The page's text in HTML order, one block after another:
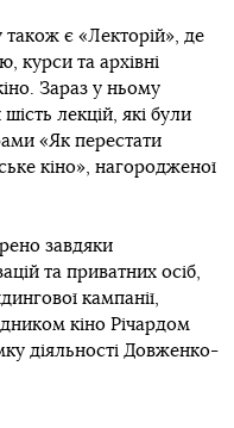
є «Лекторій», де
курси та архівні
Зараз у ньому
лекцій, які були
«Як перестати
кіно», нагородженої
завдяки
та приватних осіб,
кампанії,
кіно Річардом
діяльності Довженко-